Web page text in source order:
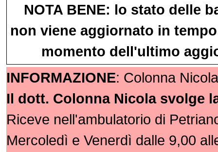
NOTA BENE: lo stato delle
non viene aggiornato in
momento dell'ultimo
INFORMAZIONE: Colonna
Il dott. Colonna Nicola svolge
Riceve nell'ambulatorio di
Mercoledì e Venerdì dalle 9,00